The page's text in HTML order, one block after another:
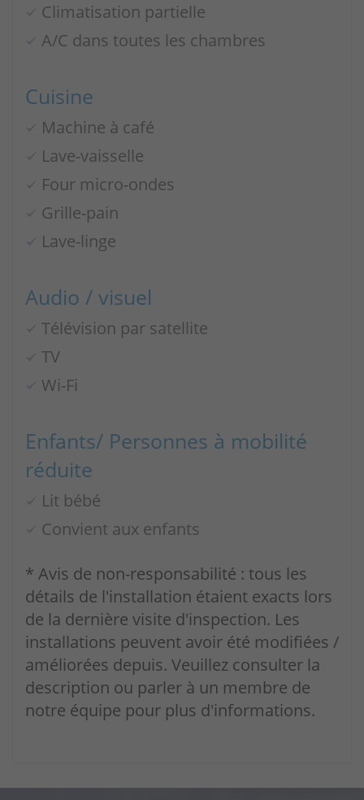
Climatisation partielle
A/C dans toutes les chambres
Cuisine
Machine à café
Lave-vaisselle
Four micro-ondes
Grille-pain
Lave-linge
Audio / visuel
Télévision par satellite
TV
Wi-Fi
Enfants/ Personnes à mobilité
réduite
Lit bébé
Convient aux enfants
* Avis de non-responsabilité : tous les
détails de l'installation étaient exacts lors
de la dernière visite d'inspection. Les
installations peuvent avoir été modifiées /
améliorées depuis. Veuillez consulter la
description ou parler à un membre de
notre équipe pour plus d'informations.